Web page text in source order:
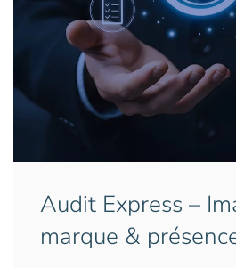
Audit Express –
marque &